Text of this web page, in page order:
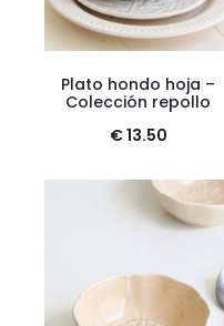
Plato hondo hoja –
Colección repollo
€13.50